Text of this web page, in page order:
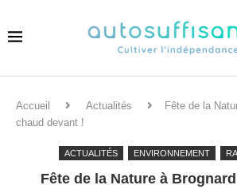
Accueil Actualités
Fête de la
chaud devant !
ACTUALITÉS ENVIRONNEMENT
Fête de la Nature à